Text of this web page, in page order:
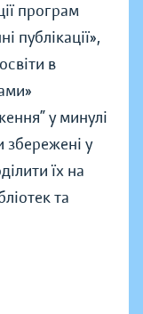
програм
публікації»,
в
у минулі
збережені у
їх на
та